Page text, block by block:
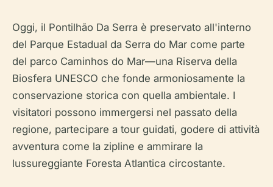
Oggi, il Pontilhão Da Serra è preservato all'interno
del Parque Estadual da Serra do Mar come parte
del parco Caminhos do Mar—una Riserva della
Biosfera UNESCO che fonde armoniosamente la
conservazione storica con quella ambientale. I
visitatori possono immergersi nel passato della
regione, partecipare a tour guidati, godere di attività
avventura come la zipline e ammirare la
lussureggiante Foresta Atlantica circostante.